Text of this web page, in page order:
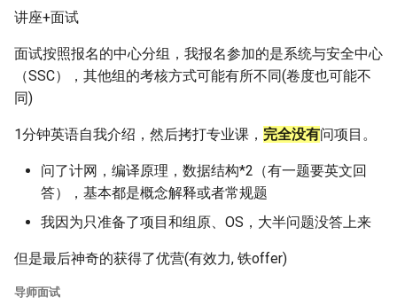
讲座+面试
面试按照报名的中心分组，我报名参加的是系统与安全中心
（SSC），其他组的考核方式可能有所不同(卷度也可能不
同)
1分钟英语自我介绍，然后拷打专业课， 完全没有问项目。
问了计网，编译原理，数据结构*2（有一题要英文回
答），基本都是概念解释或者常规题
我因为只准备了项目和组原、OS，大半问题没答上来
但是最后神奇的获得了优营(有效力, 铁offer)
导师面试